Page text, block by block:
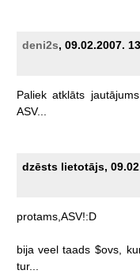
deni2s, 09.02.2007.
Paliek atklāts jautājums,
ASV...
dzēsts lietotājs,
protams,ASV!:D
bija veel taads $ovs,
tur...